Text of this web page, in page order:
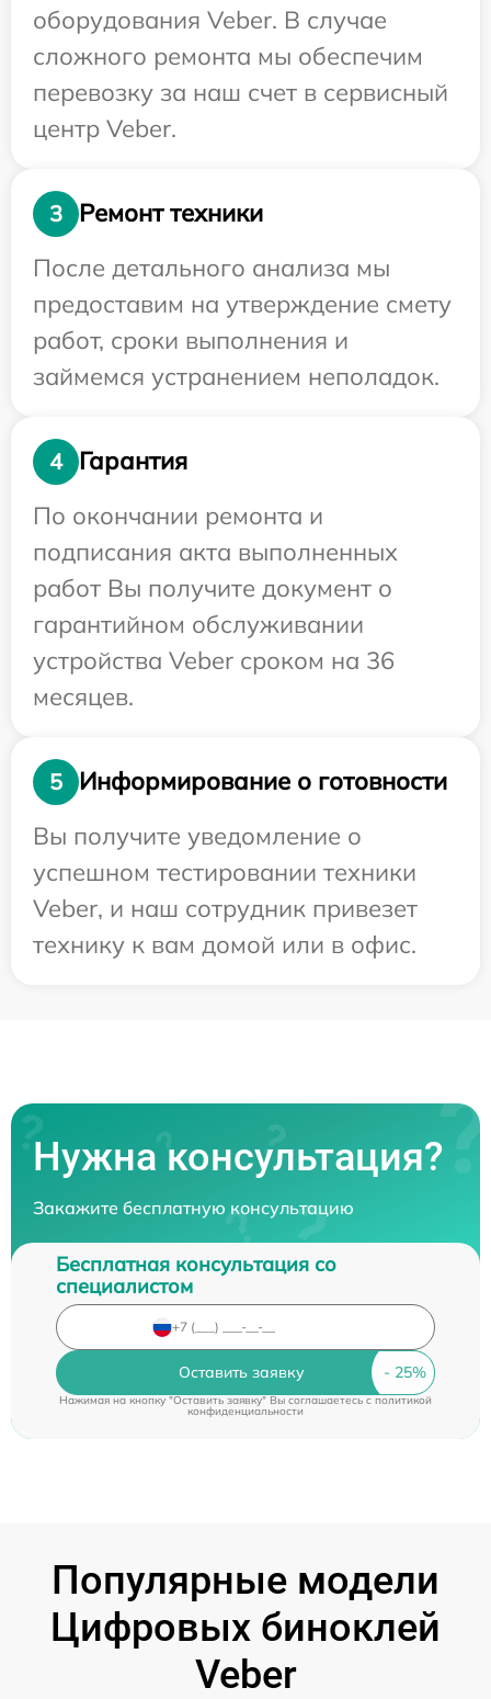
оборудования Veber. В случае
сложного ремонта мы обеспечим
перевозку за наш счет в сервисный
центр Veber.
3
Ремонт техники
После детального анализа мы
предоставим на утверждение смету
работ, сроки выполнения и
займемся устранением неполадок.
4
Гарантия
По окончании ремонта и
подписания акта выполненных
работ Вы получите документ о
гарантийном обслуживании
устройства Veber сроком на 36
месяцев.
5
Информирование о готовности
Вы получите уведомление о
успешном тестировании техники
Veber, и наш сотрудник привезет
технику к вам домой или в офис.
Нужна консультация?
Закажите бесплатную консультацию
Бесплатная консультация со
специалистом
Оставить заявку
Нажимая на кнопку "Оставить заявку" Вы соглашаетесь cполитикой
конфиденциальности
Популярные модели
Цифровых биноклей
Veber